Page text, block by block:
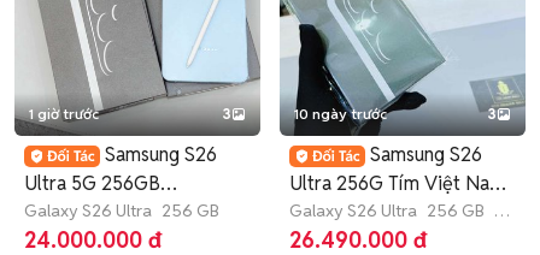
1 giờ trước 3
Samsung S26
Ultra 5G 256GB
22/3/2027 VN
Galaxy S26 Ultra 256 GB
24.000.000 đ
10 ngày trước 3
Samsung S26
Ultra 256G Tím Việt Nam
new seal 100%
Galaxy S26 Ultra 256 GB 7-
12 tháng
26.490.000 đ